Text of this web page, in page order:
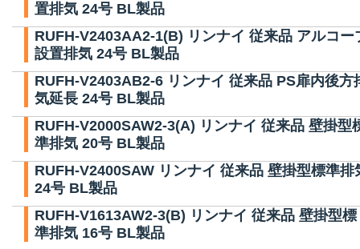
置排気 24号 BL製品
RUFH-V2403AA2-1(B) リンナイ 従来品 アルコー
設置排気 24号 BL製品
RUFH-V2403AB2-6 リンナイ 従来品 PS扉内後方
気延長 24号 BL製品
RUFH-V2000SAW2-3(A) リンナイ 従来品 壁掛型
準排気 20号 BL製品
RUFH-V2400SAW リンナイ 従来品 壁掛型標準排
24号 BL製品
RUFH-V1613AW2-3(B) リンナイ 従来品 壁掛型標
準排気 16号 BL製品